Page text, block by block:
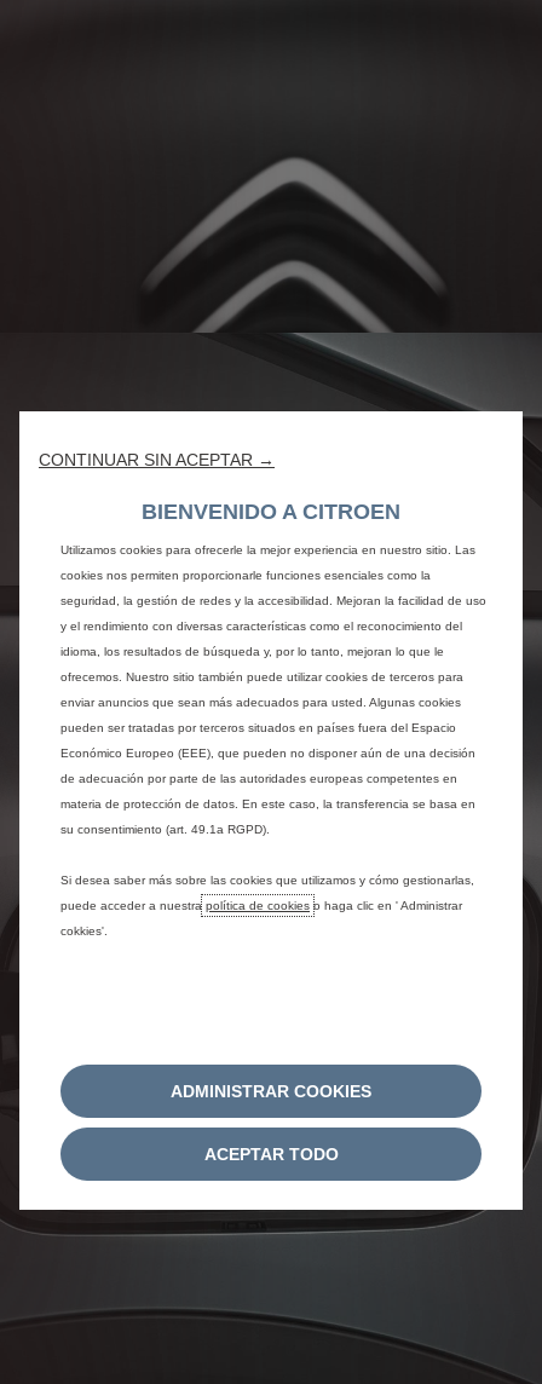
CONTINUAR SIN ACEPTAR →
BIENVENIDO A CITROEN
Utilizamos cookies para ofrecerle la mejor experiencia en nuestro sitio. Las
cookies nos permiten proporcionarle funciones esenciales como la
seguridad, la gestión de redes y la accesibilidad. Mejoran la facilidad de uso
y el rendimiento con diversas características como el reconocimiento del
idioma, los resultados de búsqueda y, por lo tanto, mejoran lo que le
ofrecemos. Nuestro sitio también puede utilizar cookies de terceros para
enviar anuncios que sean más adecuados para usted. Algunas cookies
pueden ser tratadas por terceros situados en países fuera del Espacio
Económico Europeo (EEE), que pueden no disponer aún de una decisión
de adecuación por parte de las autoridades europeas competentes en
materia de protección de datos. En este caso, la transferencia se basa en
su consentimiento (art. 49.1a RGPD).
Si desea saber más sobre las cookies que utilizamos y cómo gestionarlas,
puede acceder a nuestra política de cookies o haga clic en ' Administrar
cokkies'.
ADMINISTRAR COOKIES
ACEPTAR TODO